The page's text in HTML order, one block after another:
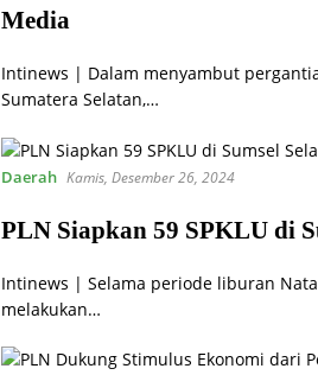
Media
Intinews | Dalam menyambut
Sumatera Selatan,…
Daerah Kamis, Desember 26, 2024
PLN Siapkan 59 SPKLU di
Intinews | Selama periode liburan
melakukan…